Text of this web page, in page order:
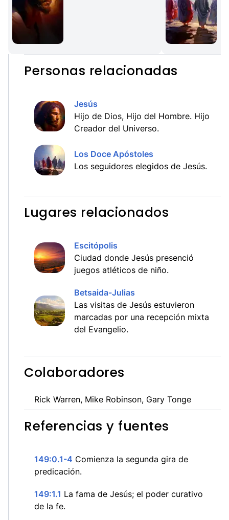
Personas relacionadas
Jesús
Hijo de Dios, Hijo del Hombre. Hijo
Creador del Universo.
Los Doce Apóstoles
Los seguidores elegidos de Jesús.
Lugares relacionados
Escitópolis
Ciudad donde Jesús presenció
juegos atléticos de niño.
Betsaida-Julias
Las visitas de Jesús estuvieron
marcadas por una recepción mixta
del Evangelio.
Colaboradores
Rick Warren, Mike Robinson, Gary Tonge
Referencias y fuentes
149:0.1-4 Comienza la segunda gira de
predicación.
149:1.1 La fama de Jesús; el poder curativo
de la fe.